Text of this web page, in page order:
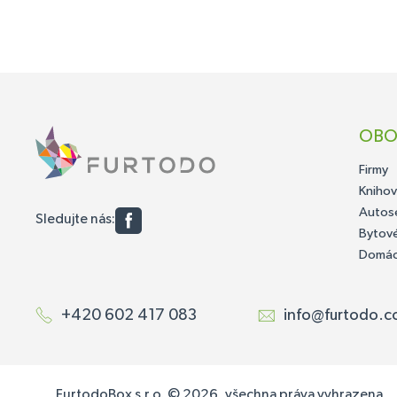
Sledujte nás:
Firmy
+420 602 417 083 dotru
f@ofn
i